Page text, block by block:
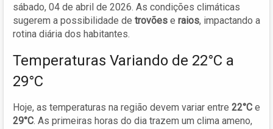
sábado, 04 de abril de 2026. As condições climáticas
sugerem a possibilidade de trovões e raios, impactando a
rotina diária dos habitantes.
Temperaturas Variando de 22°C a
29°C
Hoje, as temperaturas na região devem variar entre 22°C e
29°C. As primeiras horas do dia trazem um clima ameno,